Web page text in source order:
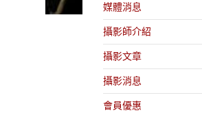
媒體消息
攝影師介紹
攝影文章
攝影消息
會員優惠